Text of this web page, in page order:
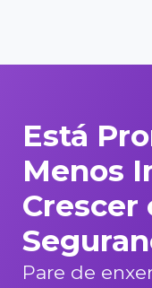
Está
Menos
Crescer
Pare de